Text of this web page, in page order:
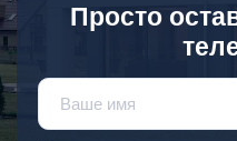
Просто